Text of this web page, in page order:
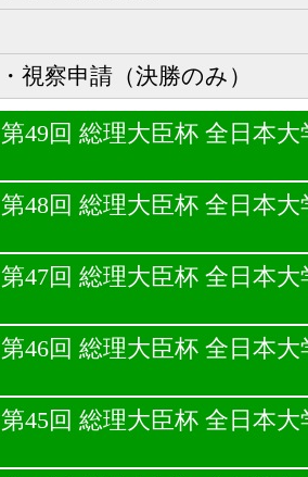
視察申請（決勝のみ）
第49回 総理大臣杯 全日本
第48回 総理大臣杯 全日本
第47回 総理大臣杯 全日本
第46回 総理大臣杯 全日本
第45回 総理大臣杯 全日本